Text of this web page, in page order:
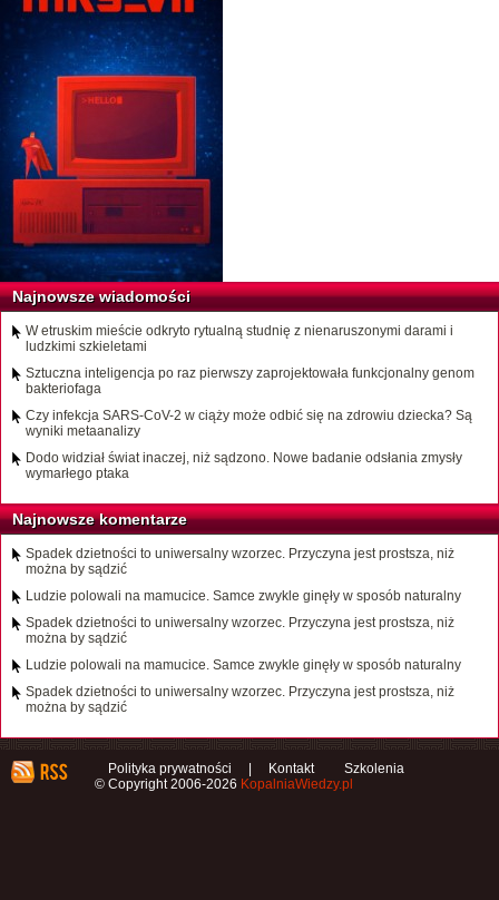
Najnowsze wiadomości
W etruskim mieście odkryto rytualną studnię z nienaruszonymi darami i
ludzkimi szkieletami
Sztuczna inteligencja po raz pierwszy zaprojektowała funkcjonalny genom
bakteriofaga
Czy infekcja SARS-CoV-2 w ciąży może odbić się na zdrowiu dziecka? Są
wyniki metaanalizy
Dodo widział świat inaczej, niż sądzono. Nowe badanie odsłania zmysły
wymarłego ptaka
Najnowsze komentarze
Spadek dzietności to uniwersalny wzorzec. Przyczyna jest prostsza, niż
można by sądzić
Ludzie polowali na mamucice. Samce zwykle ginęły w sposób naturalny
Spadek dzietności to uniwersalny wzorzec. Przyczyna jest prostsza, niż
można by sądzić
Ludzie polowali na mamucice. Samce zwykle ginęły w sposób naturalny
Spadek dzietności to uniwersalny wzorzec. Przyczyna jest prostsza, niż
można by sądzić
Polityka prywatności Kontakt
Szkolenia
© Copyright 2006-2026 KopalniaWiedzy.pl